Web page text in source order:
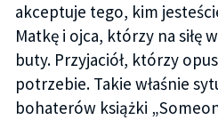
akceptuje tego, kim
Matkę i ojca, którzy na siłę
buty. Przyjaciół, którzy
potrzebie. Takie właśnie
bohaterów książki